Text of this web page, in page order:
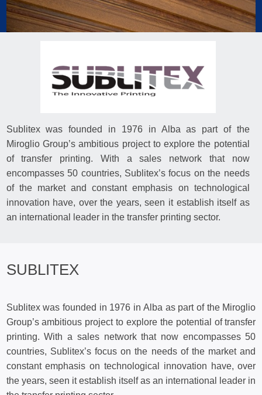
Sublitex was founded in 1976 in Alba as part of the
Miroglio Group’s ambitious project to explore the potential
of transfer printing. With a sales network that now
encompasses 50 countries, Sublitex’s focus on the needs
of the market and constant emphasis on technological
innovation have, over the years, seen it establish itself as
an international leader in the transfer printing sector.
SUBLITEX
Sublitex was founded in 1976 in Alba as part of the Miroglio
Group’s ambitious project to explore the potential of transfer
printing. With a sales network that now encompasses 50
countries, Sublitex’s focus on the needs of the market and
constant emphasis on technological innovation have, over
the years, seen it establish itself as an international leader in